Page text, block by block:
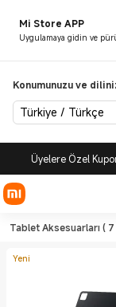
Mi Store APP
Uygulamaya gidin ve
Konumunuzu ve
Türkiye / Türkçe
Üyelere Özel
Shop
Tablet Aksesuarları ( 7
Shop
Yeni